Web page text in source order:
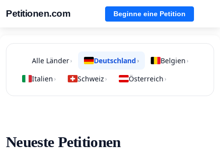
Petitionen.com Beginne eine Petition
Alle Länder› Deutschland › Belgien ›
Italien › Schweiz › Österreich ›
Neueste Petitionen